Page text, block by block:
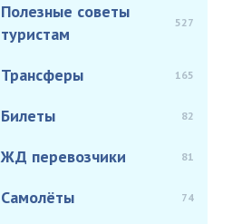
Полезные советы
туристам
527
Трансферы 165
Билеты 82
ЖД перевозчики 81
Самолёты 74